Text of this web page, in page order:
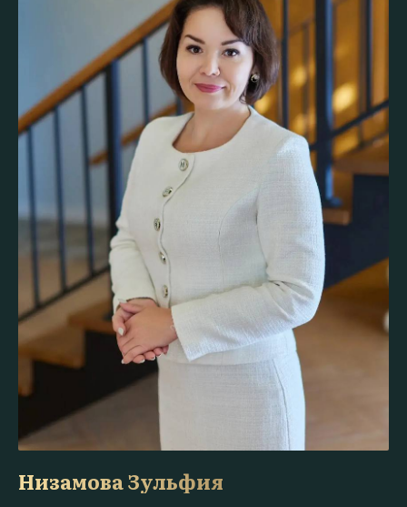
Низамова Зульфия